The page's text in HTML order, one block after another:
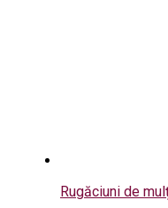
Rugăciuni de